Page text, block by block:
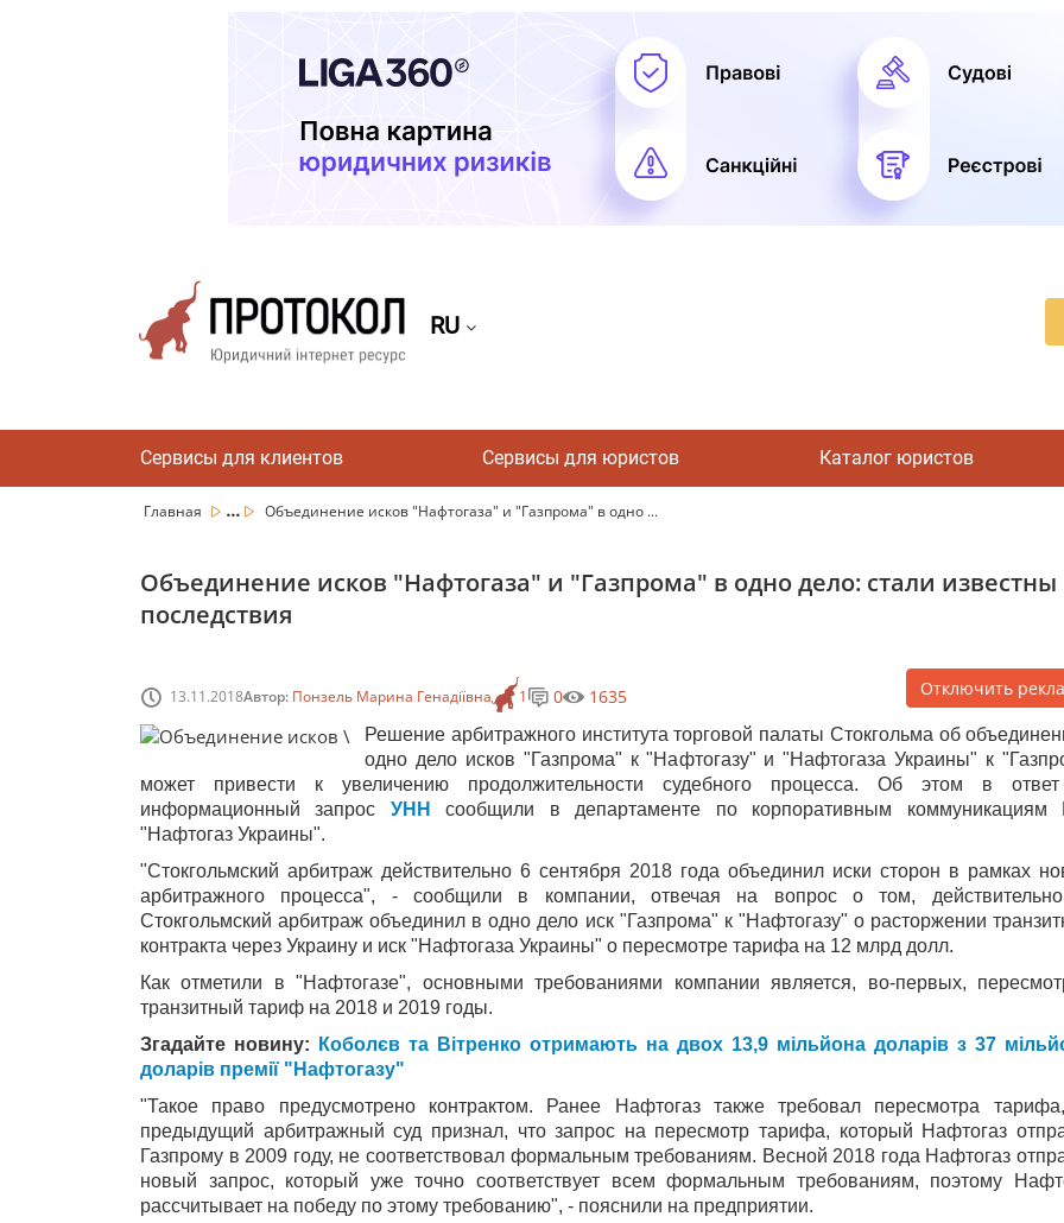
RU
Сервисы для клиентов Сервисы для юристов Каталог юристов
Главная ... Объединение исков "Нафтогаза" и "Газпрома" в одно ...
Объединение исков "Нафтогаза" и "Газпрома" в одно дело: стали известны
последствия
13.11.2018Автор: Понзель Марина Генадіївна 1 0 1635 Отключить
Решение арбитражного института торговой палаты Стокгольма об
одно дело исков "Газпрома" к "Нафтогазу" и "Нафтогаза Украины" к
может привести к увеличению продолжительности судебного процесса. Об этом в
информационный запрос УНН
сообщили в департаменте по корпоративным коммуникациям
"Нафтогаз Украины".
"Стокгольмский арбитраж действительно 6 сентября 2018 года объединил иски сторон в рамках
арбитражного процесса", - сообщили в компании, отвечая на вопрос о том,
Стокгольмский арбитраж объединил в одно дело иск "Газпрома" к "Нафтогазу" о расторжении
контракта через Украину и иск "Нафтогаза Украины" о пересмотре тарифа на 12 млрд долл.
Как отметили в "Нафтогазе", основными требованиями компании является, во-первых,
транзитный тариф на 2018 и 2019 годы.
Згадайте новину:
Коболєв та Вітренко отримають на двох 13,9 мільйона доларів з 37
доларів премії "Нафтогазу"
"Такое право предусмотрено контрактом. Ранее Нафтогаз также требовал пересмотра
предыдущий арбитражный суд признал, что запрос на пересмотр тарифа, который Нафтогаз
Газпрому в 2009 году, не соответствовал формальным требованиям. Весной 2018 года Нафтогаз
новый запрос, который уже точно соответствует всем формальным требованиям, поэтому
рассчитывает на победу по этому требованию", - пояснили на предприятии.